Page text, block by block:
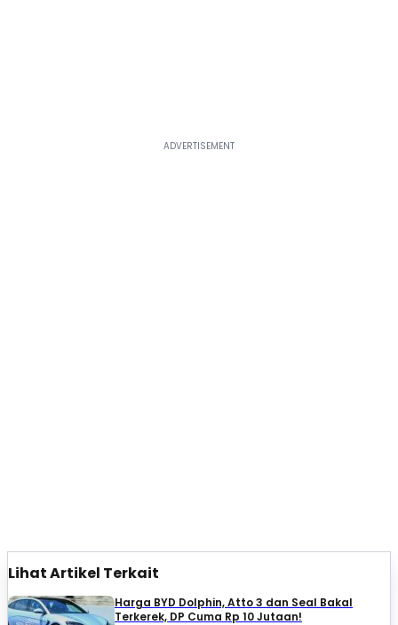
Lihat Artikel Terkait
Harga BYD Dolphin, Atto 3 dan Seal Bakal
Terkerek, DP Cuma Rp 10 Jutaan!